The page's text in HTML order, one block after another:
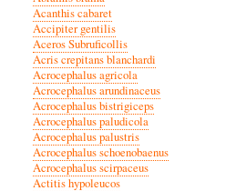
Acanthis cabaret
Accipiter gentilis
Aceros Subruficollis
Acris crepitans blanchardi
Acrocephalus agricola
Acrocephalus arundinaceus
Acrocephalus bistrigiceps
Acrocephalus paludicola
Acrocephalus palustris
Acrocephalus schoenobaenus
Acrocephalus scirpaceus
Actitis hypoleucos